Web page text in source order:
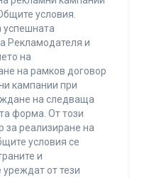
условия.
Рекламодателя и
на
на рамков договор
кампании при
на следваща
форма. От този
за реализиране на
условия се
и
от тези